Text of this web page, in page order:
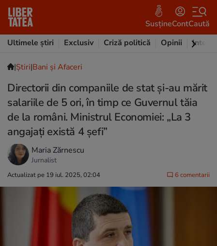
SusțineContCaută
Ultimele știri
Exclusiv Criză politică Opinii
|Ştiri|Bani și Afaceri
Directorii din companiile de stat și-au mărit
salariile de 5 ori, în timp ce Guvernul tăia
de la români. Ministrul Economiei: „La 3
angajați există 4 șefi”
Maria Zărnescu
Jurnalist
Actualizat pe 19 iul. 2025, 02:04 6 comentarii